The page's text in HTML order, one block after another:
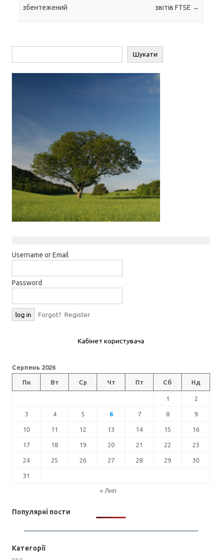
збентежений
звітів FTSE →
Шукати
Username or Email
Password
Forgot? Register
Кабінет користувача
Серпень 2026
Пн Вт Ср Чт Пт Сб Нд
1 2
3 4 5 6 7 8 9
10 11 12 13 14 15 16
17 18 19 20 21 22 23
24 25 26 27 28 29 30
31
« Лип
Популярні пости
Категорії